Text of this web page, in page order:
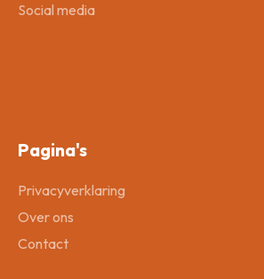
Social media
Pagina's
Privacyverklaring
Over ons
Contact